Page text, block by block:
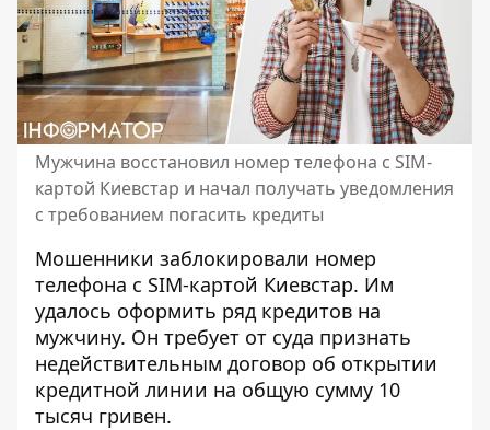
Мужчина восстановил номер телефона с SIM-
картой Киевстар и начал получать уведомления
с требованием погасить кредиты
Мошенники заблокировали номер
телефона с SIM-картой Киевстар. Им
удалось оформить ряд кредитов на
мужчину. Он требует от суда признать
недействительным договор об открытии
кредитной линии на общую сумму 10
тысяч гривен.